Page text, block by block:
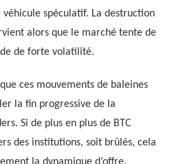
spéculatif. La destruction
alors que le marché tente de
de forte volatilité.
ces mouvements de baleines
la fin progressive de la
Si de plus en plus de BTC
des institutions, soit brûlés, cela